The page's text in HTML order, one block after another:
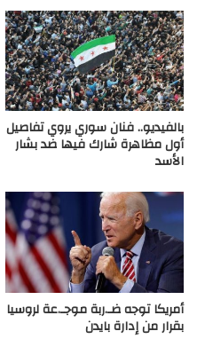
بالفيديو.. فنان سوري يروي تفاصيل
أول مظاهرة شارك فيها ضد بشار
الأسد
أمريكا توجه ضـ.ربة موجـ.عة لروسيا
بقرار من إدارة بايدن